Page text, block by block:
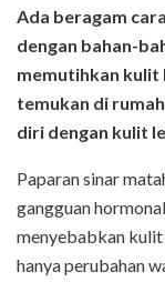
Ada beragam
dengan bahan-
memutihkan kulit
temukan di
diri dengan kulit
Paparan sinar
gangguan
menyebabkan kulit
hanya perubahan